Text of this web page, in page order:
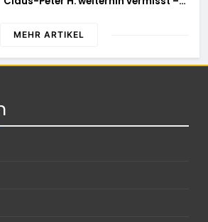
MEHR ARTIKEL